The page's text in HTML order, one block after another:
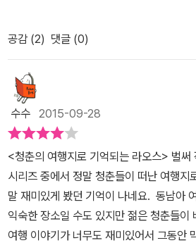
는 모든 볼거리, 숙소, 레스토랑은 직접 발
른 이의 의견만을 듣고 수록하지 않았다는
만들기 위해 확인에 확인을 거듭했다는 점
일 년 날씨와 축제, 공휴일, 간단한 라오스
그곳의 범죄와 안전 문제에 대한 것까지 살
의 마음가짐을 단단히 하는 데에 도움이 될
통편 등의 여행 정보도 잘 추려져 있어서
에는 셀프트래블 라오스 맵북이 달려 있어
도록 배려하고 있다. 라오스 여행을 한 번
히게 되는 가이드북이다.
오이가 있다. 동부 라오스에는 분지 속의
싸완, 라오스에서 가장 아름다운 풍경이라
나 전쟁 당시 옛 라오스 공산당 '빠텟라오'
있으며 남부 라오스에는 타켁, 일찍부터 교
켓, 남부의 대표적인 도시인 빡쎄, 아름다
을인 땃로, 라오스에서 가장 오래된 유적인
짬빠싹, 캄보디아 국경이 맞닿은 메콩 강 하
어져 있어서 불리는 씨판돈까지 작지만 그
보인다. 책에서는 각 도시에 대한 설명에
고 쇼핑하고 잠자고 체험할 수 있는 정보
상당히 자세히 소개되어 있다. 어떻게 이
자세히 알아 봤을까 싶을 정도로 최신 정
야겠다 마음 먹은 것은 라오스 여행에 푹
이 순간, 라오스)를 읽고부터입니다. 흙먼
기 때문입니다. 내 생애 첫 배낭여행을 떠
니다. 신나는 액티비티를 즐기거나 혹은
상의 스트레스를 날려버리고 싶은 이들에
라오스 셀프트래블>의 가이드는 이은영,
의 전작 <미얀마 셀프트래블>이 아주 인
프트래블>은 안 봐도 만족도가 높을 것이
역의 핵심을 콕콕 찍어주면서도 자유여행
는 여백은 남겨주는 믿을 만한 '전문' 가이
다. <라오스 셀프트래블>은 여행지에서 만
다. 동남아시아는 언제나 여름 아니야? 라
유지하는 것 같이 여겨지던 이 곳에도 계절
오스의 일 년은 한창 더운 4월을 식혀주는
우기와 건기가 뚜렷이 나뉘며 4-5월은 다
건조한 편이라 습한 한국의 여름보다 훨씬
이 가장 추운데, 지역에 따라 영하의 기온
으로 라오스 브리핑에서는 지리, 자연환경,
라오스 여행 노하우 등이 실려 있는데, 라
왕국의 유산이 전해져 내려오는 유래를 이
스인들의 머리는 결코 건드려서는 안 되는
를 쓰다듬지 말아야 한다는 에티켓도 유
환상적인 여행을 즐길 수 있을 것만 같은
공감 (2) 댓글 (0)
수수 2015-09-28
<청춘의 여행지로 기억되는 라오스> 벌써
시리즈 중에서 정말 청춘들이 떠난 여행지
말 재미있게 봤던 기억이 나네요. 동남아
익숙한 장소일 수도 있지만 젊은 청춘들이
여행 이야기가 너무도 재미있어서 그동안